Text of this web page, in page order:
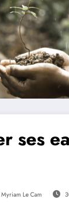
ses
Myriam Le Cam